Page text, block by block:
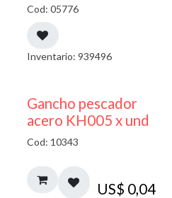
Cod: 05776
Inventario: 939496
Gancho pescador
acero KH005 x und
Cod: 10343
US$ 0,04